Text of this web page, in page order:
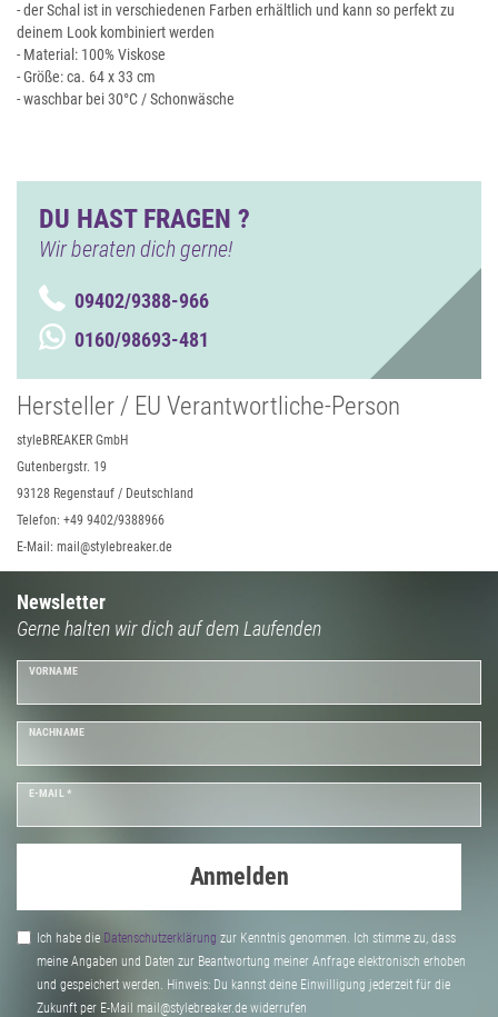
- der Schal ist in verschiedenen Farben erhältlich und kann so perfekt zu
deinem Look kombiniert werden
- Material: 100% Viskose
- Größe: ca. 64 x 33 cm
- waschbar bei 30°C / Schonwäsche
DU HAST FRAGEN ?
Wir beraten dich gerne!
09402/9388-966
0160/98693-481
Hersteller / EU Verantwortliche-Person
styleBREAKER GmbH
Gutenbergstr. 19
93128 Regenstauf / Deutschland
Telefon: +49 9402/9388966
E-Mail: mail@stylebreaker.de
Newsletter
Gerne halten wir dich auf dem Laufenden
VORNAME
NACHNAME
E-MAIL *
Anmelden
Ich habe die Daten­schutz­erklärung zur Kenntnis genommen. Ich stimme zu, dass
meine Angaben und Daten zur Beantwortung meiner Anfrage elektronisch erhoben
und gespeichert werden. Hinweis: Du kannst deine Einwilligung jederzeit für die
Zukunft per E-Mail mail@stylebreaker.de widerrufen